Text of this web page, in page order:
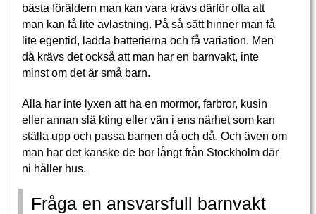
bästa föräldern man kan vara krävs därför ofta att
man kan få lite avlastning. På så sätt hinner man få
lite egentid, ladda batterierna och få variation. Men
då krävs det också att man har en barnvakt, inte
minst om det är små barn.
Alla har inte lyxen att ha en mormor, farbror, kusin
eller annan slä kting eller vän i ens närhet som kan
ställa upp och passa barnen då och då. Och även om
man har det kanske de bor långt från Stockholm där
ni håller hus.
Fråga en ansvarsfull barnvakt